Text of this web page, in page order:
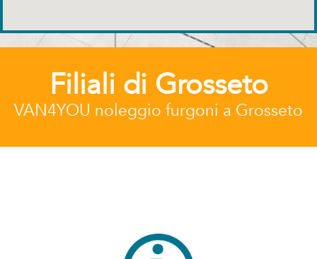
Filiali di Grosseto
VAN4YOU noleggio furgoni a Grosseto